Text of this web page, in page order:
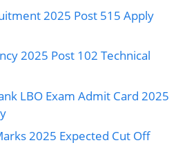
2025 Post 515 Apply
2025 Post 102 Technical
LBO Exam Admit Card 2025
2025 Expected Cut Off